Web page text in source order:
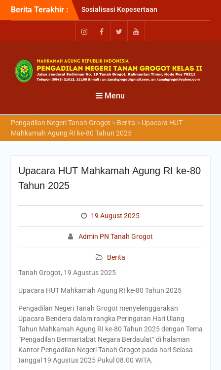
Berita Terakhir :
Sosialisasi Kepesertaan
Program Jaminan
Kesehatan Nasional (JKN)
bagi Pengadilan Negeri
Kesehatan Cabang
Balikapapan
Briefin Petugas PTSP Hari
Senin, 3 Agustus 2026
Kamis Tanggal 6 Agustus
2026
Menu
Pengadilan Negeri Tanah Grogot > Berita > Upacara HUT
Mahkamah Agung RI ke-80 Tahun 2025
Upacara HUT Mahkamah Agung RI ke-80
Tahun 2025
19 August 2025
Admin PN Tanah Grogot
Berita
Tanah Grogot, 19 Agustus 2025
Upacara HUT Mahkamah Agung RI ke-80 Tahun 2025
Pengadilan Negeri Tanah Grogot menyelenggarakan
Upacara Bendera dalam rangka Peringatan Hari Ulang
Tahun Mahkamah Agung RI ke-80 Tahun 2025 dengan Tema
“Pengadilan Bermartabat Negara Berdaulat“ di halaman
Kantor Pengadilan Negeri Tanah Grogot pada hari Selasa
tanggal 19 Agustus 2025 Pukul 08.00 WITA.